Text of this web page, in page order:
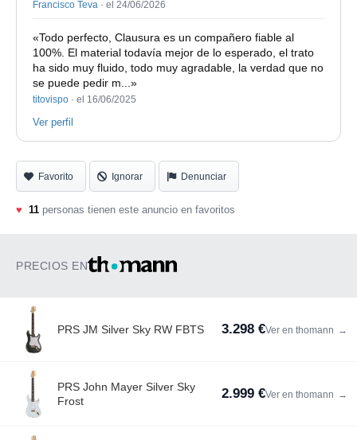
Francisco Teva · el 24/06/2026
«Todo perfecto, Clausura es un compañero fiable al
100%. El material todavía mejor de lo esperado, el trato
ha sido muy fluido, todo muy agradable, la verdad que no
se puede pedir m...»
titovispo · el 16/06/2025
Ver perfil
Favorito Ignorar Denunciar
♥ 11 personas tienen este anuncio en favoritos
PRECIOS EN
PRS JM Silver Sky RW FBTS 3.298 €Ver en thomann →
PRS John Mayer Silver Sky
Frost
2.999 €Ver en thomann →